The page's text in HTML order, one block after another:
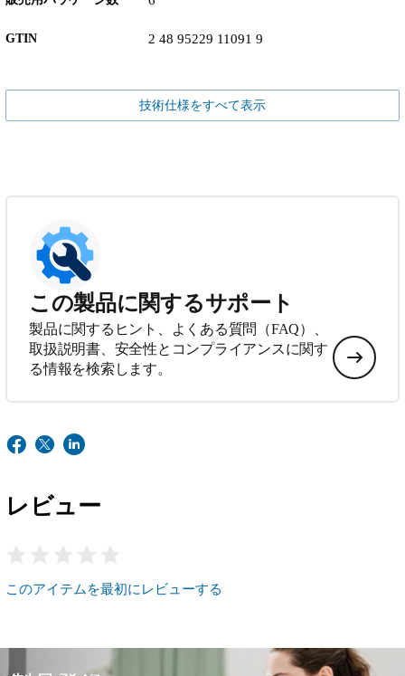
GTIN 2 48 95229 11091 9
技術仕様をすべて表示
この製品に関するサポート
製品に関するヒント、よくある質問（FAQ）、
取扱説明書、安全性とコンプライアンスに関す
る情報を検索します。
レビュー
このアイテムを最初にレビューする